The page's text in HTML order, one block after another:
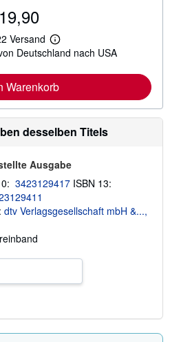
a
t
i
n
e
n
u
V
e
a
d
o
s
Versand
W
e
t
e
I
n
f
m
a
t
o
n
u
e
d
Deutschland nach USA
Warenkorb
desselben Titels
Ausgabe
3423129417 ISBN 13:
dtv Verlagsgesellschaft mbH &...,